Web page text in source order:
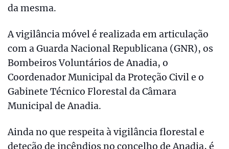
da mesma.
A vigilância móvel é realizada em articulação
com a Guarda Nacional Republicana (GNR), os
Bombeiros Voluntários de Anadia, o
Coordenador Municipal da Proteção Civil e o
Gabinete Técnico Florestal da Câmara
Municipal de Anadia.
Ainda no que respeita à vigilância florestal e
deteção de incêndios no concelho de Anadia, é